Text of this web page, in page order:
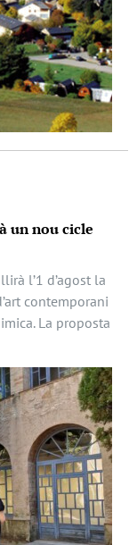
un nou cicle
l’1 d’agost la
contemporani
La proposta